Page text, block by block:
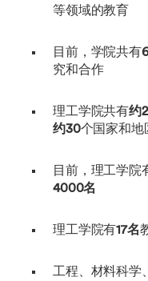
等领域的教育
目前，学院共有6
究和合作
理工学院共有约
约30个国家和地
目前，理工学院
4000名
理工学院有17名
工程、材料科